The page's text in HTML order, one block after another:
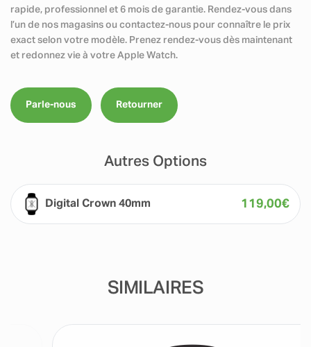
rapide, professionnel et 6 mois de garantie. Rendez-vous dans
l’un de nos magasins ou contactez-nous pour connaître le prix
exact selon votre modèle. Prenez rendez-vous dès maintenant
et redonnez vie à votre Apple Watch.
Parle-nous Retourner
Autres Options
Digital Crown 40mm 119,00€
SIMILAIRES